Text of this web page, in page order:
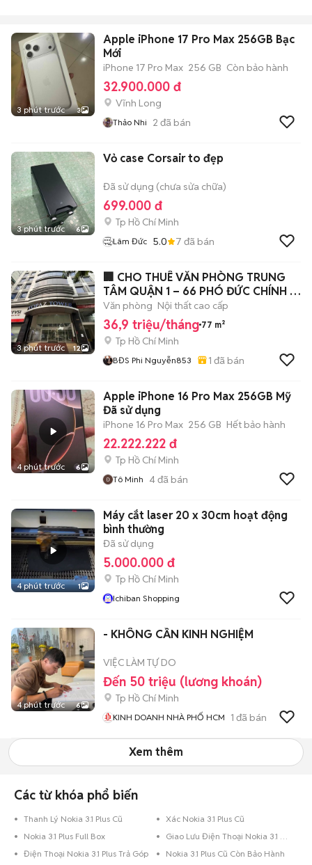
3 phút trước 3
Apple iPhone 17 Pro Max 256GB Bạc
Mới
iPhone 17 Pro Max 256 GB Còn bảo hành
32.900.000 đ
Vĩnh Long
Thảo Nhi 2 đã bán
3 phút trước 6
Vỏ case Corsair to đẹp
Đã sử dụng (chưa sửa chữa)
699.000 đ
Tp Hồ Chí Minh
Lâm Đức 5.0 7 đã bán
3 phút trước 12
🏢 CHO THUÊ VĂN PHÒNG TRUNG
TÂM QUẬN 1 – 66 PHÓ ĐỨC CHÍNH ▪️
Vị trí: 66
Văn phòng Nội thất cao cấp
36,9 triệu/tháng 77 m²
Tp Hồ Chí Minh
BĐS Phi Nguyễn853 1 đã bán
4 phút trước 6
Apple iPhone 16 Pro Max 256GB Mỹ
Đã sử dụng
iPhone 16 Pro Max 256 GB Hết bảo hành
22.222.222 đ
Tp Hồ Chí Minh
Tô Minh 4đã bán
4 phút trước 1
Máy cắt laser 20 x 30cm hoạt động
bình thường
Đã sử dụng
5.000.000 đ
Tp Hồ Chí Minh
Ichiban Shopping
4 phút trước 6
- KHÔNG CẦN KINH NGHIỆM
VIỆC LÀM TỰ DO
Đến 50 triệu (lương khoán)
Tp Hồ Chí Minh
KINH DOANH NHÀ PHỐ HCM 1 đã bán
Xem thêm
Các từ khóa phổ biến
Thanh Lý Nokia 3.1 Plus Cũ
Xác Nokia 3.1 Plus Cũ
Nokia 3.1 Plus Full Box
Giao Lưu Điện Thoại Nokia 3.1 Plus
Điện Thoại Nokia 3.1 Plus Trả Góp
Nokia 3.1 Plus Cũ Còn Bảo Hành